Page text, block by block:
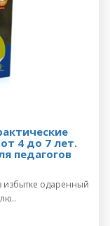
4 до 7 лет.
педагогов
избытке одаренный